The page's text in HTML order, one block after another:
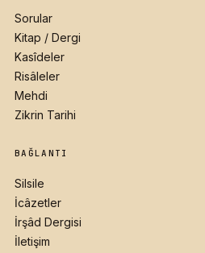
Sorular
Kitap / Dergi
Kasîdeler
Risâleler
Mehdi
Zikrin Tarihi
BAĞLANTI
Silsile
İcâzetler
İrşâd Dergisi
İletişim